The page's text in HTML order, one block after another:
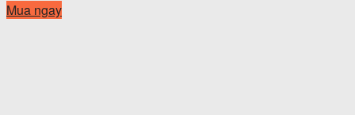
Mua ngay